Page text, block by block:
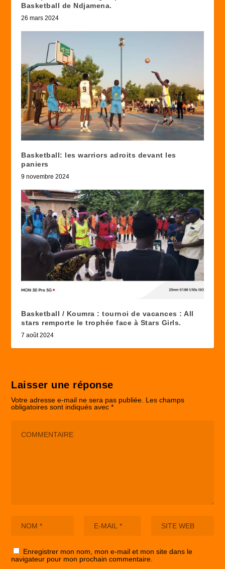
Basketball de Ndjamena.
26 mars 2024
Basketball: les warriors adroits devant les
paniers
9 novembre 2024
Basketball / Koumra : tournoi de vacances : All
stars remporte le trophée face à Stars Girls.
7 août 2024
Laisser une réponse
Votre adresse e-mail ne sera pas publiée. Les champs
obligatoires sont indiqués avec*
Enregistrer mon nom, mon e-mail et mon site dans le
navigateur pour mon prochain commentaire.